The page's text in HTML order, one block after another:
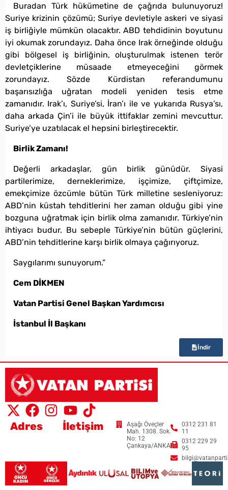
Buradan Türk hükümetine de çağrıda bulunuyoruz!
Suriye krizinin çözümü; Suriye devletiyle askeri ve siyasi
iş birliğiyle mümkün olacaktır. ABD tehdidinin boyutunu
iyi okumak zorundayız. Daha önce Irak örneğinde olduğu
gibi bölgesel iş birliğinin, oluşturulmak istenen terör
devletçiklerine müsaade etmeyeceğini görmek
zorundayız. Sözde Kürdistan referandumunu
başarısızlığa uğratan modeli yeniden tesis etme
zamanıdır. Irak’ı, Suriye’si, İran’ı ile ve yukarıda Rusya’sı,
daha arkada Çin’i ile büyük ittifaklar zemini mevcuttur.
Suriye’ye uzatılacak el hepsini birleştirecektir.
Birlik Zamanı!
Değerli arkadaşlar, gün birlik günüdür. Siyasi
partilerimize, derneklerimize, işçimize, çiftçimize,
emekçimize özcümle bütün Türk milletine sesleniyoruz:
ABD’nin küstah tehditlerini her zaman olduğu gibi yine
bozguna uğratmak için birlik olma zamanıdır. Türkiye’nin
ihtiyacı budur. Bu sebeple Türkiye’nin bütün güçlerini,
ABD’nin tehditlerine karşı birlik olmaya çağırıyoruz.
Saygılarımı sunuyorum.”
Cem DİKMEN
Vatan Partisi Genel Başkan Yardımcısı
İstanbul İl Başkanı
İndir
Adres
Aşağı Öveçler
Mah. 1308. Sok.
No: 12
Çankaya/ANKARA
İletişim
0312 231 81
11
0312 229 29
95